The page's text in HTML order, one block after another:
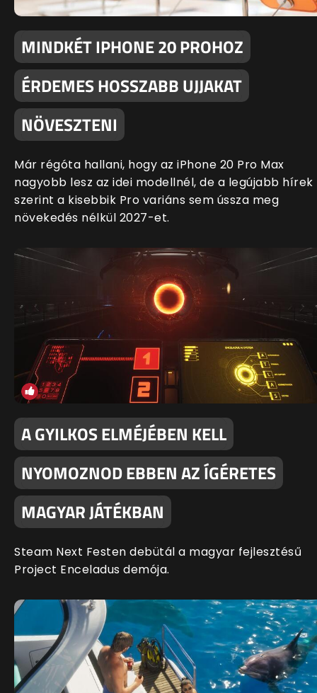
MINDKÉT IPHONE 20 PROHOZ
ÉRDEMES HOSSZABB UJJAKAT
NÖVESZTENI
Már régóta hallani, hogy az iPhone 20 Pro Max
nagyobb lesz az idei modellnél, de a legújabb hírek
szerint a kisebbik Pro variáns sem ússza meg
növekedés nélkül 2027-et.
A GYILKOS ELMÉJÉBEN KELL
NYOMOZNOD EBBEN AZ ÍGÉRETES
MAGYAR JÁTÉKBAN
Steam Next Festen debütál a magyar fejlesztésű
Project Enceladus demója.